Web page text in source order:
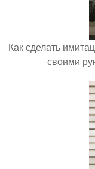
Как сделать
своими